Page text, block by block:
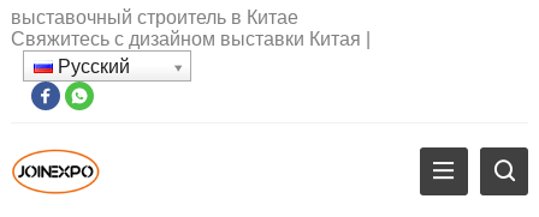
выставочный строитель в Китае
Свяжитесь с дизайном выставки Китая
Русский